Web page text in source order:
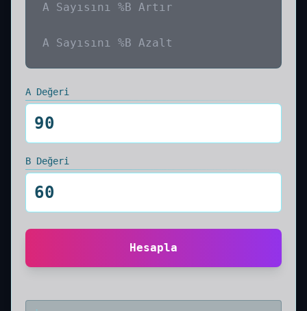
A Sayısını %B Artır
A Sayısını %B Azalt
A Değeri
B Değeri
Hesapla